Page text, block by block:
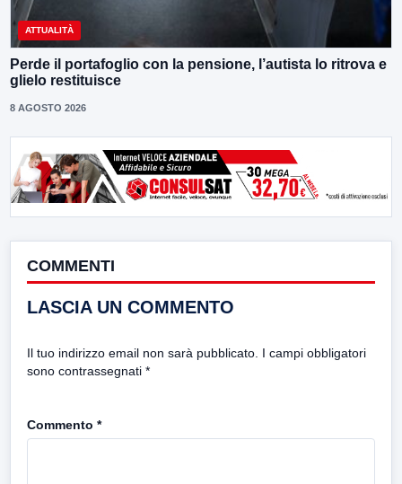
ATTUALITÀ
Perde il portafoglio con la pensione, l’autista lo ritrova e
glielo restituisce
8 AGOSTO 2026
COMMENTI
LASCIA UN COMMENTO
Il tuo indirizzo email non sarà pubblicato. I campi obbligatori
sono contrassegnati *
Commento *